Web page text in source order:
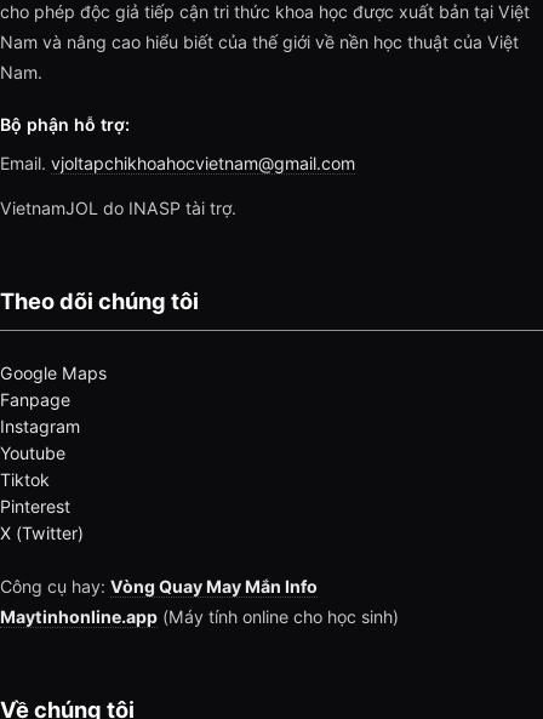
cho phép độc giả tiếp cận tri thức khoa học được xuất bản tại Việt
Nam và nâng cao hiểu biết của thế giới về nền học thuật của Việt
Nam.
Bộ phận hỗ trợ:
Email. vjoltapchikhoahocvietnam@gmail.com
VietnamJOL do INASP tài trợ.
Theo dõi chúng tôi
Google Maps
Fanpage
Instagram
Youtube
Tiktok
Pinterest
X (Twitter)
Công cụ hay: Vòng Quay May Mắn Info
Maytinhonline.app (Máy tính online cho học sinh)
Về chúng tôi